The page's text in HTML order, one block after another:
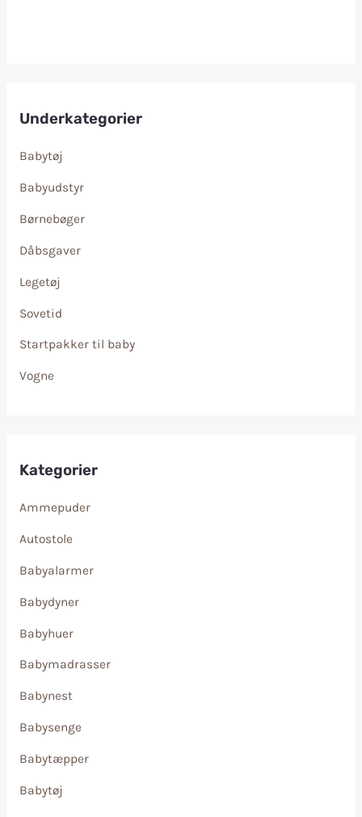
Underkategorier
Babytøj
Babyudstyr
Børnebøger
Dåbsgaver
Legetøj
Sovetid
Startpakker til baby
Vogne
Kategorier
Ammepuder
Autostole
Babyalarmer
Babydyner
Babyhuer
Babymadrasser
Babynest
Babysenge
Babytæpper
Babytøj